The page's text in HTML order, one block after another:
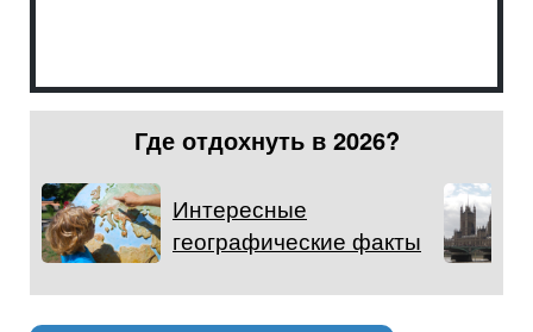
Где отдохнуть в 2026?
Интересные
географические факты